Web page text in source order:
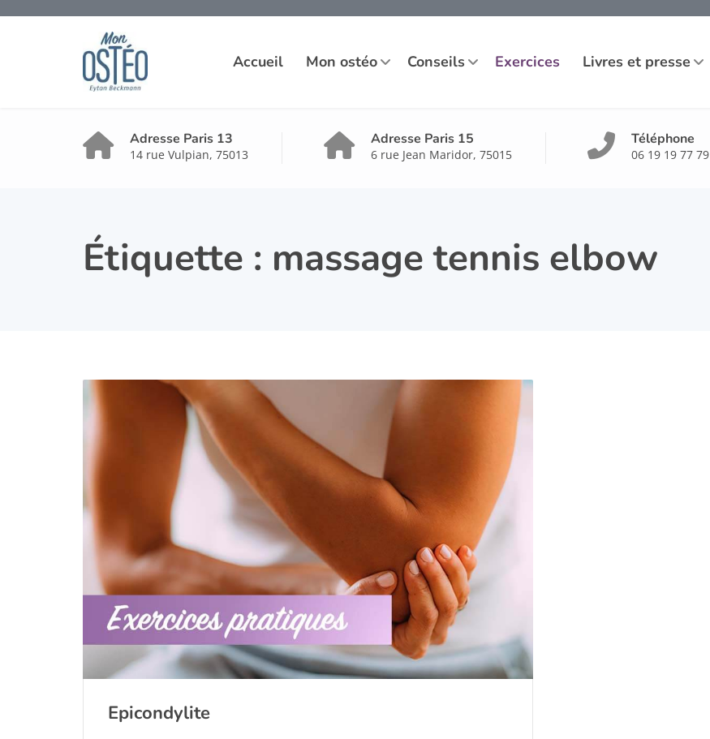
Accueil Mon ostéo Conseils Exercices Livres et presse
Adresse Paris 13
14 rue Vulpian, 75013
Adresse Paris 15
6 rue Jean Maridor, 75015
Téléphone
06 19 19 77 79
Étiquette : massage tennis elbow
Epicondylite